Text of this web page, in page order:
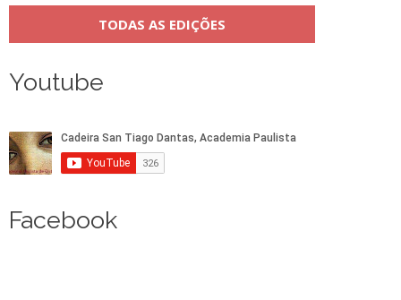
TODAS AS EDIÇÕES
Youtube
Facebook